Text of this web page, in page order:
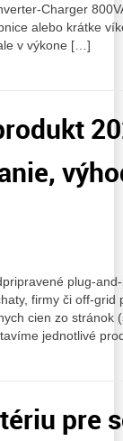
alebo krátke
v výkone […]
plug-
firmy či off-
cien zo stránok
jednotlivé
pre